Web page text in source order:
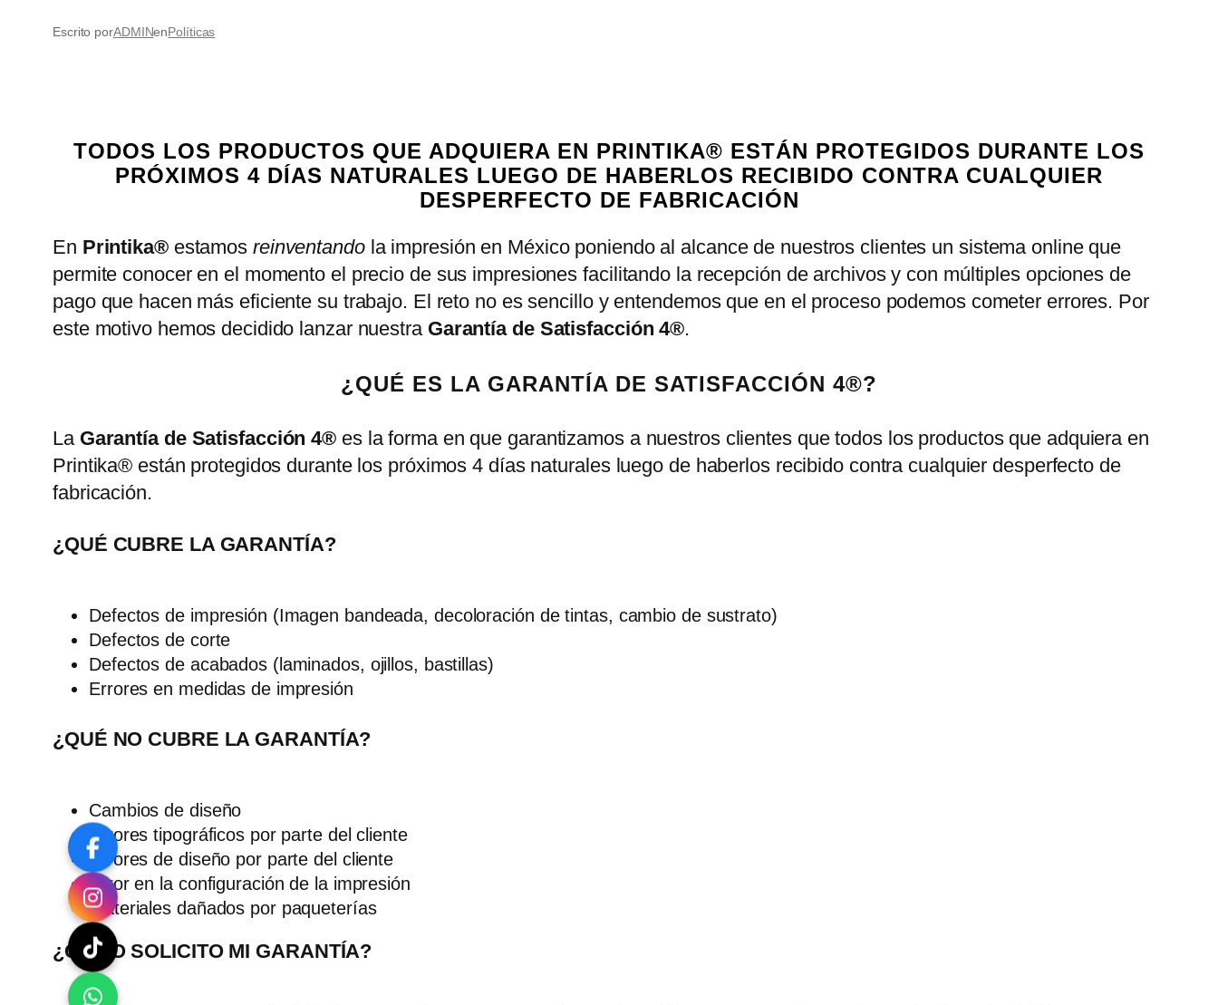
Escrito porADMINenPolíticas
TODOS LOS PRODUCTOS QUE ADQUIERA EN PRINTIKA® ESTÁN PROTEGIDOS DURANTE LOS
PRÓXIMOS 4 DÍAS NATURALES LUEGO DE HABERLOS RECIBIDO CONTRA CUALQUIER
DESPERFECTO DE FABRICACIÓN
En Printika®estamos reinventandola impresión en México poniendo al alcance de nuestros clientes un sistema online que
permite conocer en el momento el precio de sus impresiones facilitando la recepción de archivos y con múltiples opciones de
pago que hacen más eficiente su trabajo. El reto no es sencillo y entendemos que en el proceso podemos cometer errores. Por
este motivo hemos decidido lanzar nuestra Garantía de Satisfacción 4®.
¿QUÉ ES LA GARANTÍA DE SATISFACCIÓN 4®?
La Garantía de Satisfacción 4® es la forma en que garantizamos a nuestros clientes que todos los productos que adquiera en
Printika® están protegidos durante los próximos 4 días naturales luego de haberlos recibido contra cualquier desperfecto de
fabricación.
¿QUÉ CUBRE LA GARANTÍA?
Defectos de impresión (Imagen bandeada, decoloración de tintas, cambio de sustrato)
Defectos de corte
Defectos de acabados (laminados, ojillos, bastillas)
Errores en medidas de impresión
¿QUÉ NO CUBRE LA GARANTÍA?
Cambios de diseño
Errores tipográficos por parte del cliente
Errores de diseño por parte del cliente
Error en la configuración de la impresión
Materiales dañados por paqueterías
¿CÓMO SOLICITO MI GARANTÍA?